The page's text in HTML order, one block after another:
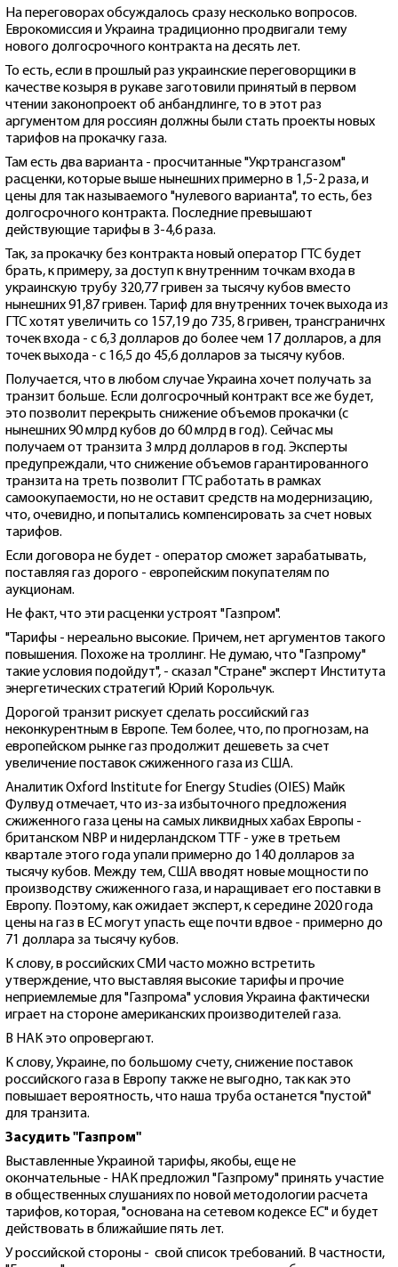
На переговорах обсуждалось сразу несколько вопросов.
Еврокомиссия и Украина традиционно продвигали тему
нового долгосрочного контракта на десять лет.
То есть, если в прошлый раз украинские переговорщики в
качестве козыря в рукаве заготовили принятый в первом
чтении законопроект об анбандлинге, то в этот раз
аргументом для россиян должны были стать проекты новых
тарифов на прокачку газа.
Там есть два варианта - просчитанные "Укртрансгазом"
расценки, которые выше нынешних примерно в 1,5-2 раза, и
цены для так называемого "нулевого варианта", то есть, без
долгосрочного контракта. Последние превышают
действующие тарифы в 3-4,6 раза.
Так, за прокачку без контракта новый оператор ГТС будет
брать, к примеру, за доступ к внутренним точкам входа в
украинскую трубу 320,77 гривен за тысячу кубов вместо
нынешних 91,87 гривен. Тариф для внутренних точек выхода из
ГТС хотят увеличить со 157,19 до 735, 8 гривен, трансграничнх
точек входа - с 6,3 долларов до более чем 17 долларов, а для
точек выхода - с 16,5 до 45,6 долларов за тысячу кубов.
Получается, что в любом случае Украина хочет получать за
транзит больше. Если долгосрочный контракт все же будет,
это позволит перекрыть снижение объемов прокачки (с
нынешних 90 млрд кубов до 60 млрд в год). Сейчас мы
получаем от транзита 3 млрд долларов в год. Эксперты
предупреждали, что снижение объемов гарантированного
транзита на треть позволит ГТС работать в рамках
самоокупаемости, но не оставит средств на модернизацию,
что, очевидно, и попытались компенсировать за счет новых
тарифов.
Если договора не будет - оператор сможет зарабатывать,
поставляя газ дорого - европейским покупателям по
аукционам.
Не факт, что эти расценки устроят "Газпром".
"Тарифы - нереально высокие. Причем, нет аргументов такого
повышения. Похоже на троллинг. Не думаю, что "Газпрому"
такие условия подойдут", - сказал "Стране" эксперт Института
энергетических стратегий Юрий Корольчук.
Дорогой транзит рискует сделать российский газ
неконкурентным в Европе. Тем более, что, по прогнозам, на
европейском рынке газ продолжит дешеветь за счет
увеличение поставок сжиженного газа из США.
Аналитик Oxford Institute for Energy Studies (OIES) Майк
Фулвуд отмечает, что из-за избыточного предложения
сжиженного газа цены на самых ликвидных хабах Европы -
британском NBP и нидерландском TTF - уже в третьем
квартале этого года упали примерно до 140 долларов за
тысячу кубов. Между тем, США вводят новые мощности по
производству сжиженного газа, и наращивает его поставки в
Европу. Поэтому, как ожидает эксперт, к середине 2020 года
цены на газ в ЕС могут упасть еще почти вдвое - примерно до
71 доллара за тысячу кубов.
К слову, в российских СМИ часто можно встретить
утверждение, что выставляя высокие тарифы и прочие
неприемлемые для "Газпрома" условия Украина фактически
играет на стороне американских производителей газа.
В НАК это опровергают.
К слову, Украине, по большому счету, снижение поставок
российского газа в Европу также не выгодно, так как это
повышает вероятность, что наша труба останется "пустой"
для транзита.
Засудить "Газпром"
Выставленные Украиной тарифы, якобы, еще не
окончательные - НАК предложил "Газпрому" принять участие
в общественных слушаниях по новой методологии расчета
тарифов, которая, "основана на сетевом кодексе ЕС" и будет
действовать в ближайшие пять лет.
У российской стороны - свой список требований. В частности,